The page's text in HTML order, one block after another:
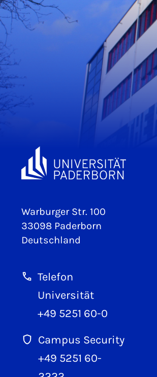
Warburger Str. 100
33098 Paderborn
Deutschland
Telefon
Universität
+49 5251 60-0
Campus Security
+49 5251 60-